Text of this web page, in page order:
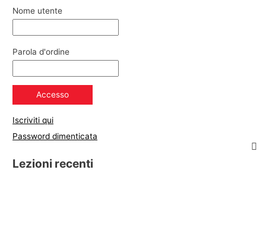
Nome utente
Parola d'ordine
Iscriviti qui
Password dimenticata
Lezioni recenti